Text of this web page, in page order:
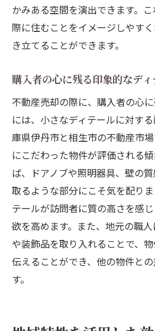
かみある空間を演出できます。
際に住むことをイメージしやす
き立てることができます。
購入者の心に残る印象的なデ
不動産売却の際に、購入者の心
には、小さなディテールに対す
庫県伊丹市と相生市の不動産市
にこだわった物件が評価される
ば、ドアノブや照明器具、壁の
取るような部分にこそ気を配り
テールが訪問者に質の高さを感
欲を高めます。また、地元の職
や装飾品を取り入れることで、
伝えることができ、他の物件と
す。